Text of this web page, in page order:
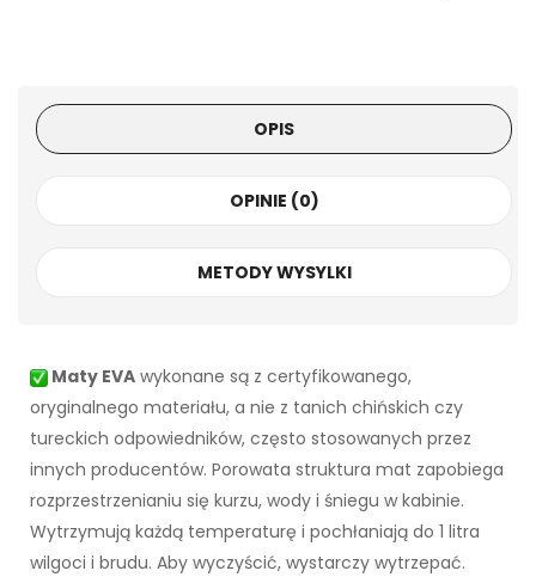
OPIS
OPINIE (0)
METODY WYSYLKI
Maty EVA wykonane są z certyfikowanego,
oryginalnego materiału, a nie z tanich chińskich czy
tureckich odpowiedników, często stosowanych przez
innych producentów. Porowata struktura mat zapobiega
rozprzestrzenianiu się kurzu, wody i śniegu w kabinie.
Wytrzymują każdą temperaturę i pochłaniają do 1 litra
wilgoci i brudu. Aby wyczyścić, wystarczy wytrzepać.